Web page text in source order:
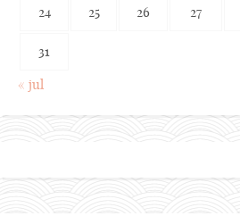
24 25 26 27
31
« jul